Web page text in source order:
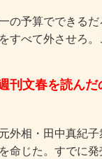
の予算でできる
すべて外させろ
刊文春を読んだ
外相・田中真紀
命じた。すでに